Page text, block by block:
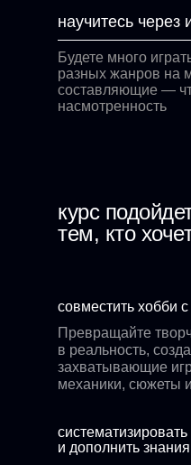
научитесь через
Будете много
разных жанров на
составляющие —
насмотренность
курс
тем, кто
совместить хобби
Превращайте
в реальность,
захватывающие
механики, сюжеты
систематизировать
и дополнить знания